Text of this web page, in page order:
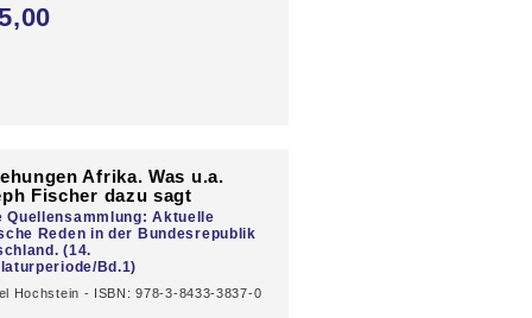
00
Afrika. Was u.a.
Fischer dazu sagt
Quellensammlung: Aktuelle
Reden in der Bundesrepublik
(14.
Bd.1)
Hochstein - ISBN: 978-3-8433-3837-0